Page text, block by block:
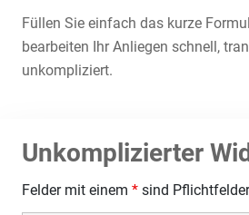
Füllen Sie einfach das kurze
bearbeiten Ihr Anliegen schnell,
unkompliziert.
Unkomplizierter
Felder mit einem * sind Pflichtfelder